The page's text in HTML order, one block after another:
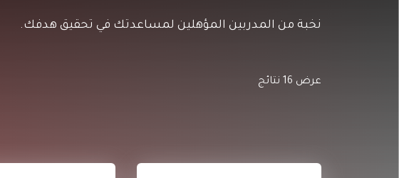
نخبة من المدربين المؤهلين لمساعدتك في تحقيق هدفك.
عرض 16 نتائج